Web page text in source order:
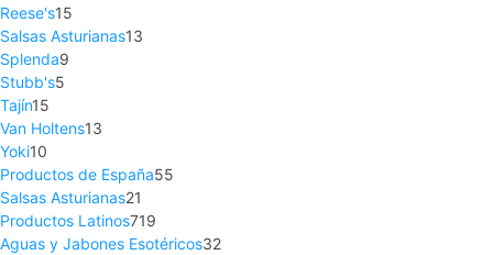
Reese's15
Salsas Asturianas13
Splenda9
Stubb's5
Tajín15
Van Holtens13
Yoki10
Productos de España55
Salsas Asturianas21
Productos Latinos719
Aguas y Jabones Esotéricos32